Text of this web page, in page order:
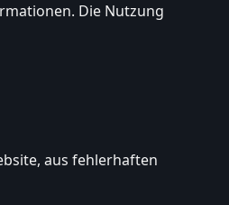
Die Nutzung
aus fehlerhaften